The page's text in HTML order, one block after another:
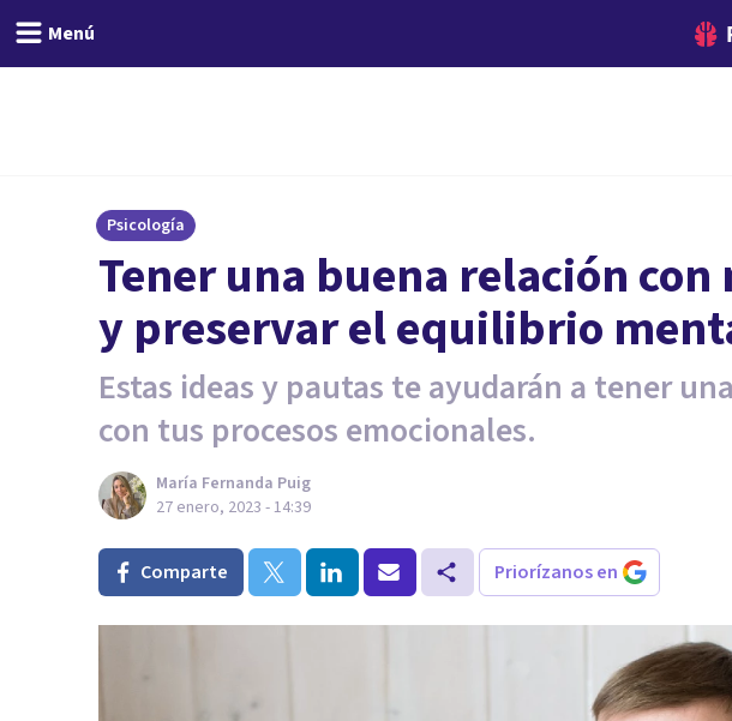
Menú
Psicología
Tener una buena relación con
y preservar el equilibrio
Estas ideas y pautas te ayudarán a tener
con tus procesos emocionales.
María Fernanda Puig
27 enero, 2023 - 14:39
Comparte Priorízanos en